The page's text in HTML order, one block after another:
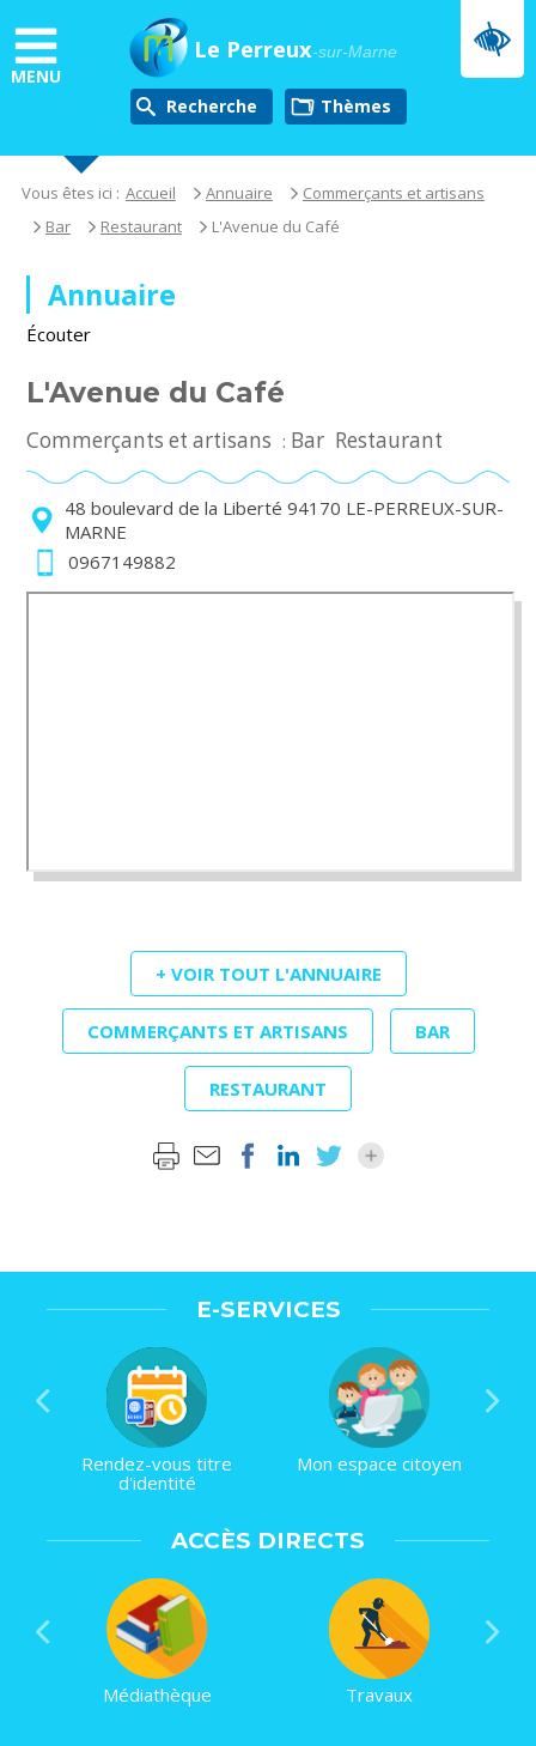
au
contenu
principal
MENU
Le Perreux-sur-Marne
Recherche thèmes
Vous êtes ici : Accueil Annuaire
Commerçants et artisans
Bar
Restaurant L'Avenue du Café
Annuaire
Écouter
L'Avenue du Café
Commerçants et artisans : Bar Restaurant
48 boulevard de la Liberté 94170 LE-PERREUX-SUR-
MARNE
0967149882
+ VOIR TOUT L'ANNUAIRE
COMMERÇANTS ET ARTISANS BAR
RESTAURANT
E-SERVICES
Rendez-vous titre
d'identité
Mon espace citoyen
ACCÈS DIRECTS
Médiathèque Travaux